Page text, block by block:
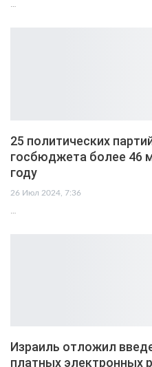
…
25 политических
госбюджета более 46
году
26 Июл 2024, 7:36
Израиль отложил
платных электронных